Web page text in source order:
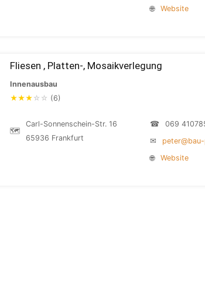
🌐
Website
Fliesen , Platten-, Mosaikverlegung
Innenausbau
★★★ ☆ ☆ (6)
🗺
Carl-Sonnenschein-Str. 16
65936 Frankfurt
☎
069
✉
🌐
Website